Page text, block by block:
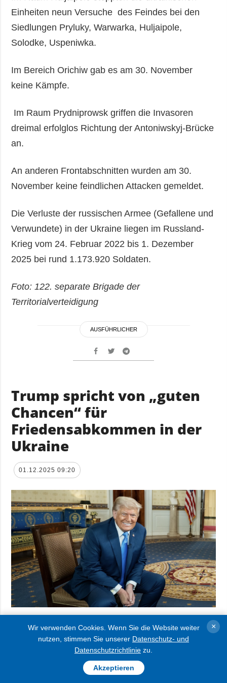
Einheiten neun Versuche des Feindes bei den
Siedlungen Pryluky, Warwarka, Huljaipole,
Solodke, Uspeniwka.
Im Bereich Orichiw gab es am 30. November
keine Kämpfe.
Im Raum Prydniprowsk griffen die Invasoren
dreimal erfolglos Richtung der Antoniwskyj-Brücke
an.
An anderen Frontabschnitten wurden am 30.
November keine feindlichen Attacken gemeldet.
Die Verluste der russischen Armee (Gefallene und
Verwundete) in der Ukraine liegen im Russland-
Krieg vom 24. Februar 2022 bis 1. Dezember
2025 bei rund 1.173.920 Soldaten.
Foto: 122. separate Brigade der
Territorialverteidigung
AUSFÜHRLICHER
Trump spricht von „guten
Chancen“ für
Friedensabkommen in der
Ukraine
01.12.2025 09:20
Der US-Präsident äußerte sich optimistisch
hinsichtlich des Abschlusses eines
Friedensabkommens in der Ukraine, merkte
jedoch gleichzeitig an, dass die mit dem
Wir verwenden Cookies. Wenn Sie die Website weiter
nutzen, stimmen Sie unserer Datenschutz- und
Datenschutzrichtlinie zu.
Akzeptieren
×